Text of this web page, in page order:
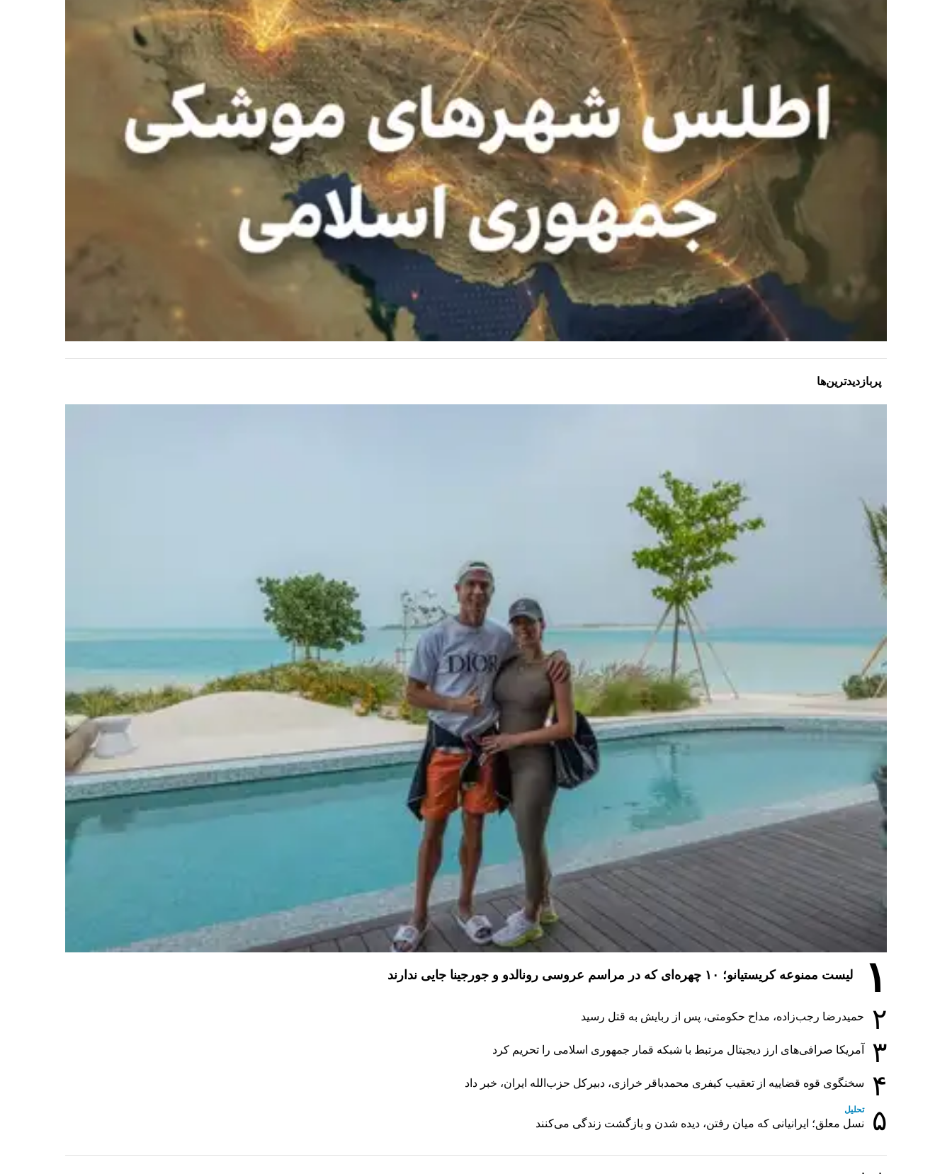
پربازدیدترین‌ها
۱ لیست ممنوعه کریستیانو؛ ۱۰ چهره‌ای که در مراسم عروسی رونالدو و جورجینا جایی ندارند
۲ حمیدرضا رجب‌زاده، مداح حکومتی، پس از ربایش به قتل رسید
۳ آمریکا صرافی‌های ارز دیجیتال مرتبط با شبکه قمار جمهوری اسلامی را تحریم کرد
۴ سخنگوی قوه قضاییه از تعقیب کیفری محمدباقر خرازی، دبیر‌کل حزب‌الله ایران، خبر داد
۵ تحلیل
نسل معلق؛ ایرانیانی که میان رفتن، دیده شدن و بازگشت زندگی می‌کنند